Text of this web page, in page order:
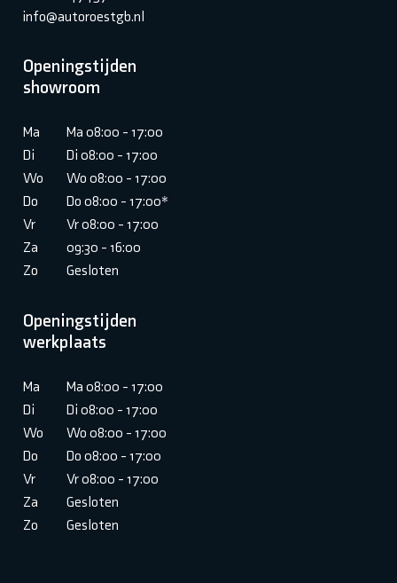
info@autoroestgb.nl
Openingstijden
showroom
Ma
Ma 08:00 - 17:00
Di
Di 08:00 - 17:00
Wo
Wo 08:00 - 17:00
Do
Do 08:00 - 17:00*
Vr
Vr 08:00 - 17:00
Za
09:30 - 16:00
Zo
Gesloten
Openingstijden
werkplaats
Ma
Ma 08:00 - 17:00
Di
Di 08:00 - 17:00
Wo
Wo 08:00 - 17:00
Do
Do 08:00 - 17:00
Vr
Vr 08:00 - 17:00
Za
Gesloten
Zo
Gesloten